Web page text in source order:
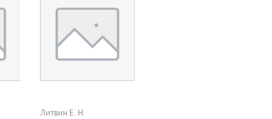
Литвин Е. Н.